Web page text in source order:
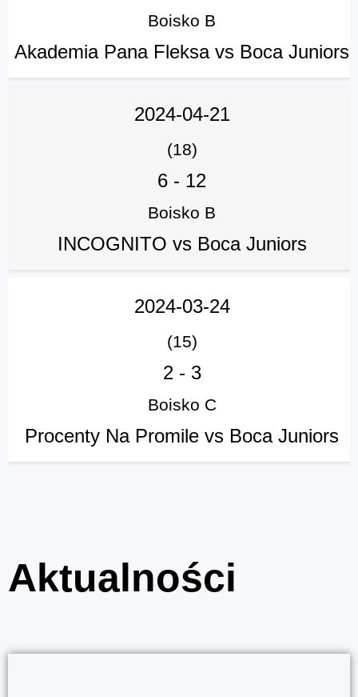
Boisko B
Akademia Pana Fleksa vs Boca Juniors
2024-04-21
(18)
6 - 12
Boisko B
INCOGNITO vs Boca Juniors
2024-03-24
(15)
2- 3
Boisko C
Procenty Na Promile vs Boca Juniors
Aktualności